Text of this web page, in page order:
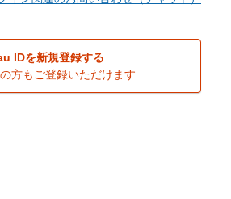
IDを新規登録する
方もご登録いただけます